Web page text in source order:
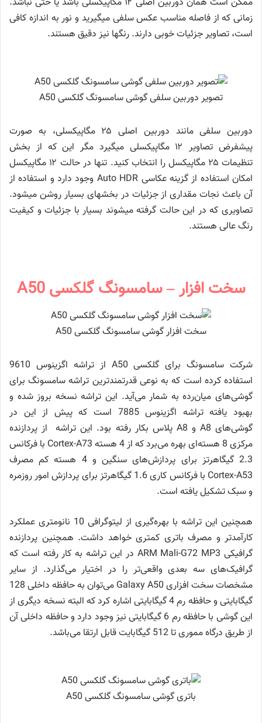
زمانی که از فاصله مناسب عکس سلفی می‎گیرید و نور به اندازه کافی
است، تصاویر جزئیات خوبی دارند. رنگ‎ها نیز دقیق هستند.
تصویر دوربین سلفی گوشی سامسونگ گلکسی A50
دوربین سلفی مانند دوربین اصلی ۲۵ مگاپیکسلی، به صورت
پیش‎فرض تصاویر ۱۲ مگاپیکسلی می‎گیرد مگر این که از بخش
تنظیمات ۲۵ مگاپیکسل را انتخاب کنید. تنها در حالت ۱۲ مگاپیکسل
امکان استفاده از گزینه عکاسی Auto HDR وجود دارد و استفاده از
آن باعث نجات مقداری از جزئیات در بخش‎های بسیار روشن می‎شود.
تصاویری که در این حالت گرفته می‎شوند بسیار با جزئیات و کیفیت
رنگ عالی هستند.
سخت افزار – سامسونگ گلکسی A50
سخت افزار گوشی سامسونگ گلکسی A50
شرکت سامسونگ برای گلکسی A50 از تراشه اگزینوس 9610
استفاده کرده است که به نوعی قدرتمندترین تراشه سامسونگ برای
گوشی‌های میان‌رده به شمار می‌آید. این تراشه نسخه بروز شده و
بهبود یافته تراشه اگزینوس 7885 است که پیش از این در
گوشی‌های A8 و A8 پلاس بکار رفته بود. این تراشه از پردازنده
مرکزی 8 هسته‌ای بهره می‌برد که از 4 هسته Cortex-A73 با فرکانس
2.3 گیگاهرتز برای پردازش‌های سنگین و 4 هسته کم مصرف
Cortex-A53 با فرکانس کاری 1.6 گیگاهرتز برای پردازش امور روزمره
و سبک تشکیل یافته است.
همچنین این تراشه با بهره‌گیری از لیتوگرافی 10 نانومتری عملکرد
کارآمدتر و مصرف باتری کمتری خواهد داشت. همچنین پردازنده
گرافیکی ARM Mali-G72 MP3 در این تراشه به کار رفته است که
گرافیک‌های سه بعدی واقعی‌تر را در اختیار می‌گذارد. از سایر
مشخصات سخت افزاری Galaxy A50 می‌توان به حافظه داخلی 128
گیگابایتی و حافظه رم 4 گیگابایتی اشاره کرد که البته نسخه دیگری از
این گوشی با حافظه رم 6 گیگابایتی نیز وجود دارد و حافظه داخلی آن
از طریق درگاه مموری تا 512 گیگابایت قابل ارتقا می‌باشد.
باتری گوشی سامسونگ گلکسی A50